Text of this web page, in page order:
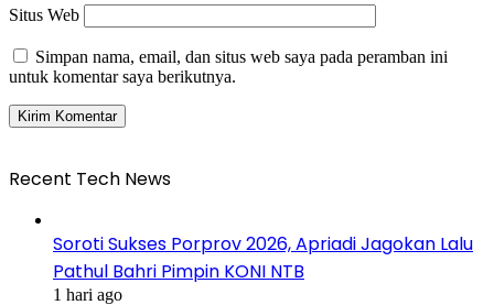
Situs Web
Simpan nama, email, dan situs web saya pada peramban ini
untuk komentar saya berikutnya.
Recent Tech News
Soroti Sukses Porprov 2026, Apriadi Jagokan Lalu
Pathul Bahri Pimpin KONI NTB
1 hari ago